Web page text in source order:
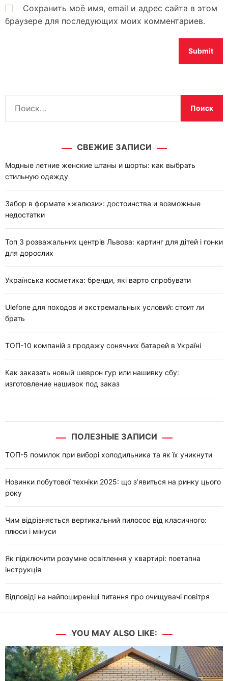
Сохранить моё имя, email и адрес сайта в этом
браузере для последующих моих комментариев.
:
СВЕЖИЕ ЗАПИСИ
Модные летние женские штаны и шорты: как выбрать
стильную одежду
Забор в формате «жалюзи»: достоинства и возможные
недостатки
Топ 3 розважальних центрів Львова: картинг для дітей і гонки
для дорослих
Українська косметика: бренди, які варто спробувати
Ulefone для походов и экстремальных условий: стоит ли
брать
ТОП-10 компаній з продажу сонячних батарей в Україні
Как заказать новый шеврон гур или нашивку сбу:
изготовление нашивок под заказ
ПОЛЕЗНЫЕ ЗАПИСИ
ТОП-5 помилок при виборі холодильника та як їх уникнути
Новинки побутової техніки 2025: що з’явиться на ринку цього
року
Чим відрізняється вертикальний пилосос від класичного:
плюси і мінуси
Як підключити розумне освітлення у квартирі: поетапна
інструкція
Відповіді на найпоширеніші питання про очищувачі повітря
YOU MAY ALSO LIKE: